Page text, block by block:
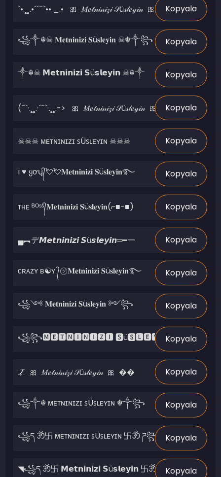
Kopyala
Kopyala
Kopyala
Kopyala
Kopyala
Kopyala
Kopyala
Kopyala
Kopyala
Kopyala
Kopyala
Kopyala
Kopyala
Kopyala
Kopyala